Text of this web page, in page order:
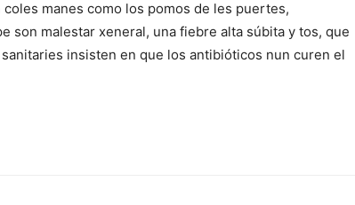
manes como los pomos de les puertes,
son malestar xeneral, una fiebre alta súbita y tos, que
insisten en que los antibióticos nun curen el